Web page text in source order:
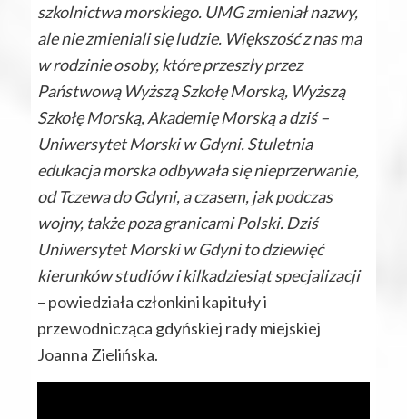
szkolnictwa morskiego. UMG zmieniał nazwy,
ale nie zmieniali się ludzie. Większość z nas ma
w rodzinie osoby, które przeszły przez
Państwową Wyższą Szkołę Morską, Wyższą
Szkołę Morską, Akademię Morską a dziś –
Uniwersytet Morski w Gdyni. Stuletnia
edukacja morska odbywała się nieprzerwanie,
od Tczewa do Gdyni, a czasem, jak podczas
wojny, także poza granicami Polski. Dziś
Uniwersytet Morski w Gdyni to dziewięć
kierunków studiów i kilkadziesiąt specjalizacji
– powiedziała członkini kapituły i
przewodnicząca gdyńskiej rady miejskiej
Joanna Zielińska.